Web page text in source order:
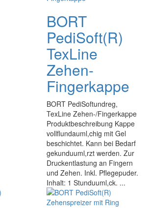
BORT
PediSoft(R)
TexLine
Zehen-
Fingerkappe
BORT PediSoftundreg,
TexLine Zehen-/Fingerkappe
Produktbeschreibung Kappe
vollflundauml,chig mit Gel
beschichtet. Kann bei Bedarf
gekunduuml,rzt werden. Zur
Druckentlastung an Fingern
und Zehen. Inkl. Pflegepuder.
Inhalt: 1 Stunduuml,ck. ...